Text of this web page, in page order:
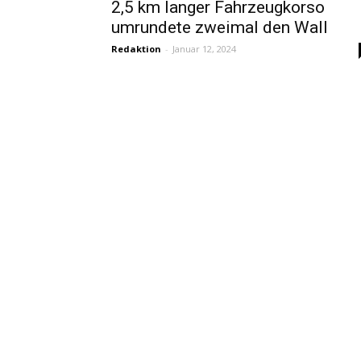
2,5 km langer Fahrzeugkorso
umrundete zweimal den Wall
Redaktion - Januar 12, 2024